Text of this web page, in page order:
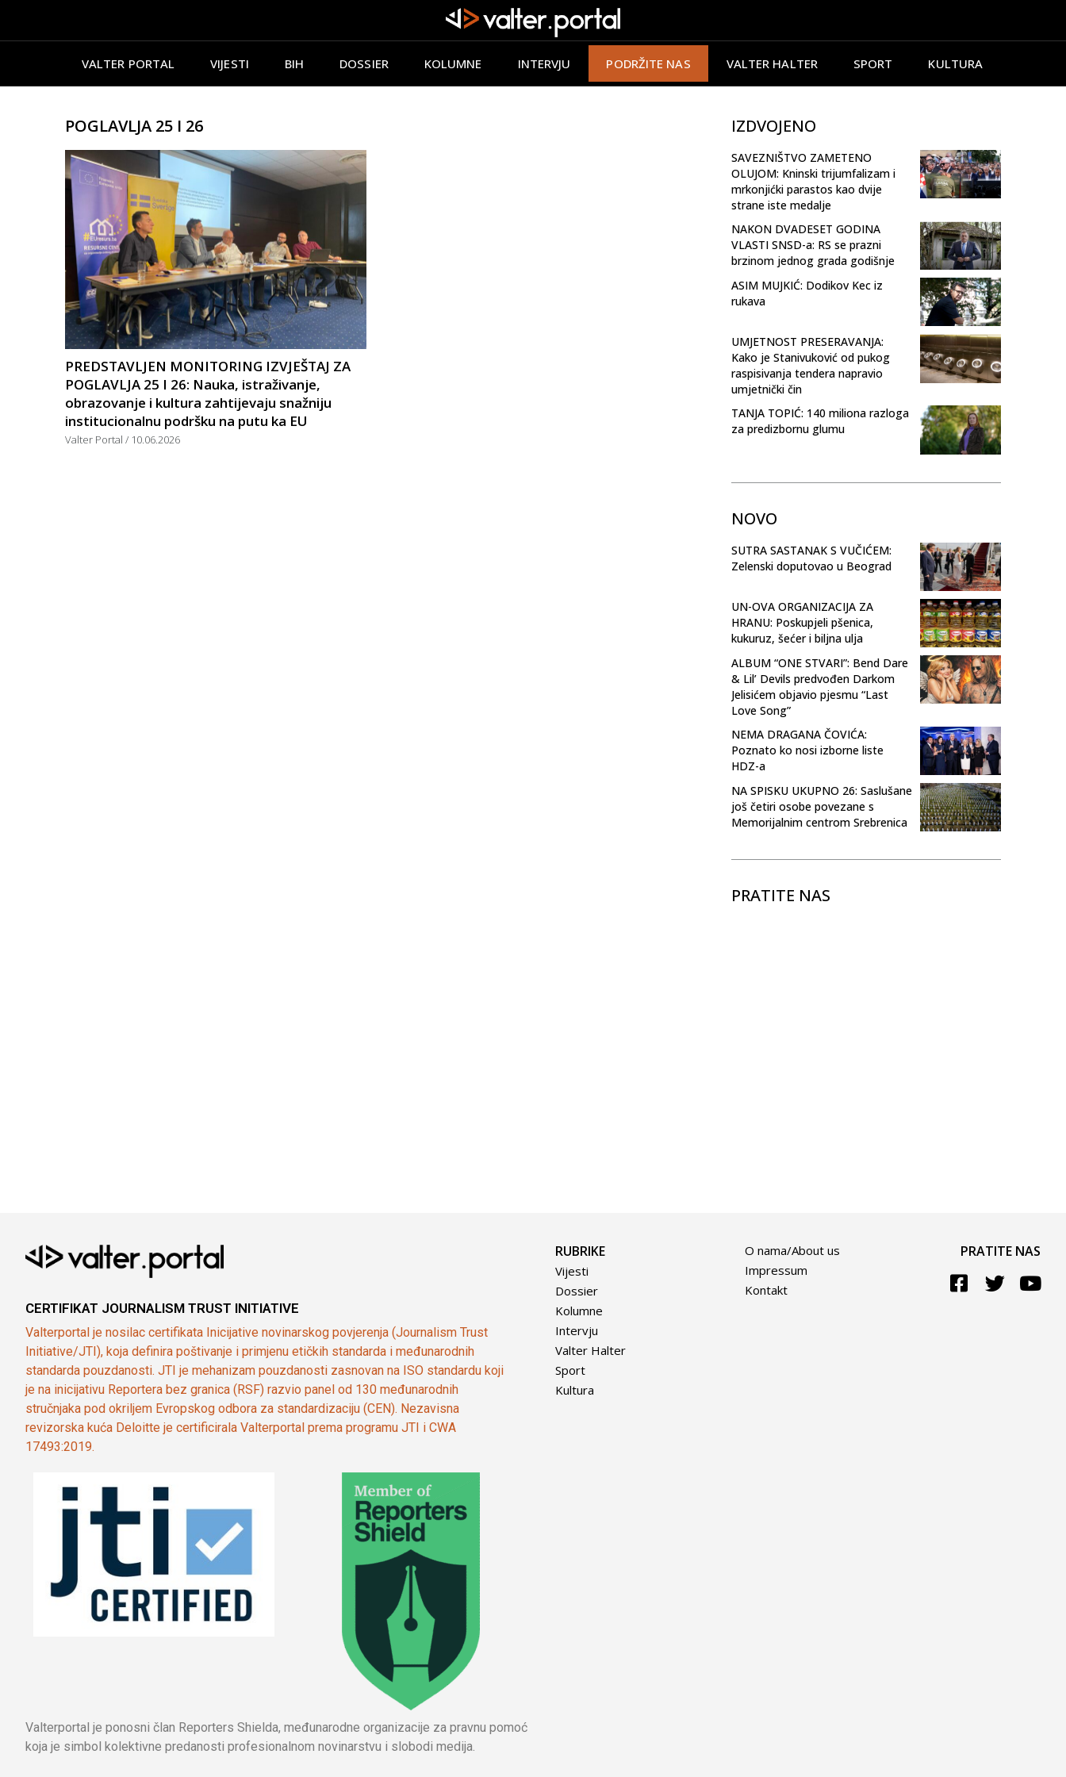
VALTER PORTAL VIJESTI BIH DOSSIER KOLUMNE INTERVJU PODRŽITE NAS VALTER HALTER SPORT KULTURA
POGLAVLJA 25 I 26
PREDSTAVLJEN MONITORING IZVJEŠTAJ ZA
POGLAVLJA 25 I 26: Nauka, istraživanje,
obrazovanje i kultura zahtijevaju snažniju
institucionalnu podršku na putu ka EU
Valter Portal 10.06.2026
IZDVOJENO
SAVEZNIŠTVO ZAMETENO
OLUJOM: Kninski trijumfalizam i
mrkonjićki parastos kao dvije
strane iste medalje
NAKON DVADESET GODINA
VLASTI SNSD-a: RS se prazni
brzinom jednog grada godišnje
ASIM MUJKIĆ: Dodikov Kec iz
rukava
UMJETNOST PRESERAVANJA:
Kako je Stanivuković od pukog
raspisivanja tendera napravio
umjetnički čin
TANJA TOPIĆ: 140 miliona razloga
za predizbornu glumu
NOVO
SUTRA SASTANAK S VUČIĆEM:
Zelenski doputovao u Beograd
UN-OVA ORGANIZACIJA ZA
HRANU: Poskupjeli pšenica,
kukuruz, šećer i biljna ulja
ALBUM “ONE STVARI”: Bend Dare
& Lil’ Devils predvođen Darkom
Jelisićem objavio pjesmu “Last
Love Song”
NEMA DRAGANA ČOVIĆA:
Poznato ko nosi izborne liste
HDZ-a
NA SPISKU UKUPNO 26: Saslušane
još četiri osobe povezane s
Memorijalnim centrom Srebrenica
PRATITE NAS
CERTIFIKAT JOURNALISM TRUST INITIATIVE
Valterportal je nosilac certifikata Inicijative novinarskog povjerenja (Journalism Trust
Initiative/JTI), koja definira poštivanje i primjenu etičkih standarda i međunarodnih
standarda pouzdanosti. JTI je mehanizam pouzdanosti zasnovan na ISO standardu koji
je na inicijativu Reportera bez granica (RSF) razvio panel od 130 međunarodnih
stručnjaka pod okriljem Evropskog odbora za standardizaciju (CEN). Nezavisna
revizorska kuća Deloitte je certificirala Valterportal prema programu JTI i CWA
17493:2019.
Valterportal je ponosni član Reporters Shielda, međunarodne organizacije za pravnu pomoć
koja je simbol kolektivne predanosti profesionalnom novinarstvu i slobodi medija.
RUBRIKE
Vijesti
Dossier
Kolumne
Intervju
Valter Halter
Sport
Kultura
O nama/About us
Impressum
Kontakt
PRATITE NAS